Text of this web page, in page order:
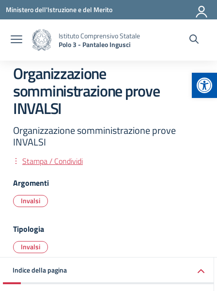
Vai ai contenuti
Vai al menu di navigazione
Vai al footer
Ministero dell'Istruzione e del Merito
Istituto Comprensivo Statale
Polo 3 - Pantaleo Ingusci
Organizzazione
somministrazione prove
INVALSI
Organizzazione somministrazione prove
INVALSI
Stampa / Condividi
Argomenti
Invalsi
Tipologia
Invalsi
Indice della pagina